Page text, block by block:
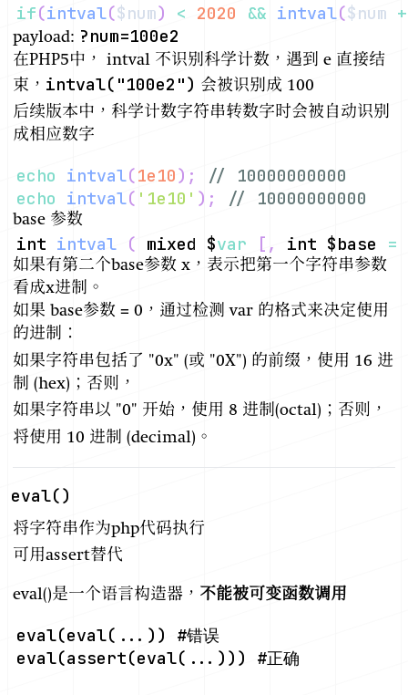
if(intval($num) < 2020 && intval($num +
payload: ?num=100e2
在PHP5中， intval 不识别科学计数，遇到 e 直接结
束， intval("100e2") 会被识别成 100
后续版本中，科学计数字符串转数字时会被自动识别
成相应数字
echo intval(1e10) ;
// 10000000000
echo intval( '1e10' ) ; // 10000000000
base 参数
int intval ( mixed $var [ , int $base =
如果有第二个base参数 x，表示把第一个字符串参数
看成x进制。
如果 base参数 = 0，通过检测 var 的格式来决定使用
的进制：
如果字符串包括了 "0x" (或 "0X") 的前缀，使用 16 进
制 (hex)；否则，
如果字符串以 "0" 开始，使用 8 进制(octal)；否则，
将使用 10 进制 (decimal)。
eval()
将字符串作为php代码执行
可用assert替代
eval()是一个语言构造器， 不能被可变函数调用